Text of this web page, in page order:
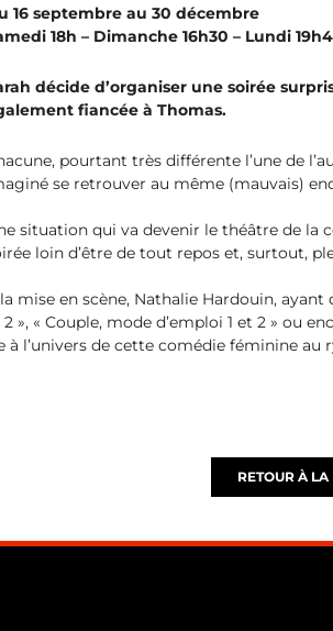
16 septembre au 30 décembre
18h – Dimanche 16h30 – Lundi
décide d’organiser une soirée
fiancée à Thomas.
pourtant très différente l’une de
se retrouver au même (mauvais)
situation qui va devenir le théâtre de la
loin d’être de tout repos et, surtout,
mise en scène, Nathalie Hardouin,
», « Couple, mode d’emploi 1 et 2 » ou
à l’univers de cette comédie féminine au
RETOUR À